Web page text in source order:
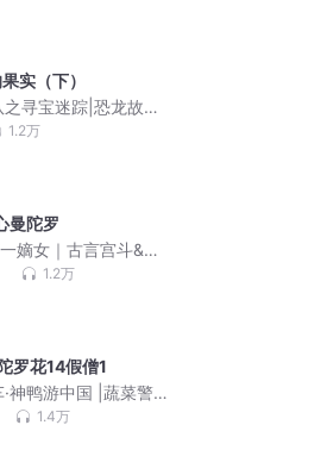
实（下）
寻宝迷踪|恐龙故事|
1.2万
曼陀罗
嫡女｜古言宫斗&重
款｜VIP免费多人有
1.2万
罗花14假僧1
神鸭游中国 |蔬菜警
1.4万